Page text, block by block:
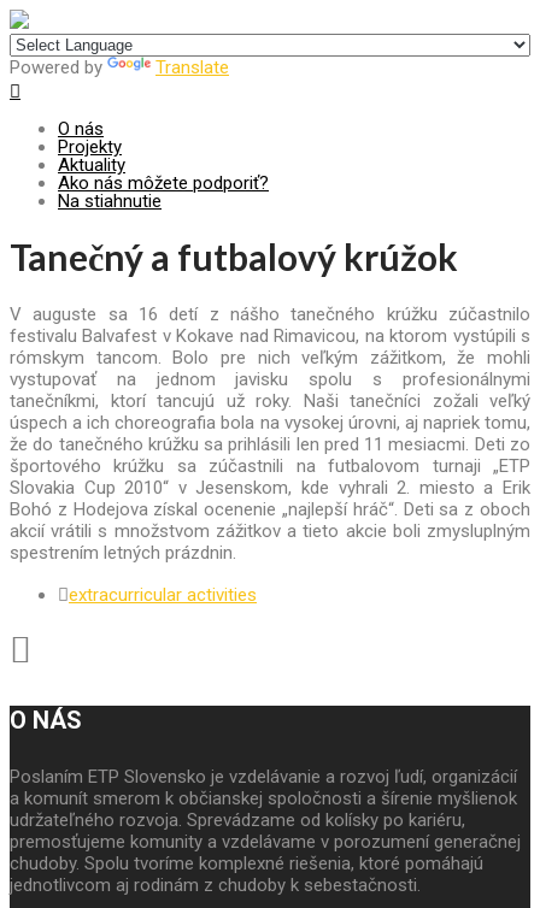
Powered by Translate
O nás
Projekty
Aktuality
Ako nás môžete podporiť?
Na stiahnutie
Tanečný a futbalový krúžok
V auguste sa 16 detí z nášho tanečného krúžku zúčastnilo
festivalu Balvafest v Kokave nad Rimavicou, na ktorom vystúpili s
rómskym tancom.Bolo pre nich veľkým zážitkom, že mohli
vystupovať na jednom javisku spolu s profesionálnymi
tanečníkmi, ktorí tancujú už roky. Naši tanečníci zožali veľký
úspech a ich choreografia bola na vysokej úrovni, aj napriek tomu,
že do tanečného krúžku sa prihlásili len pred 11 mesiacmi. Deti zo
športového krúžku sa zúčastnili na futbalovom turnaji „ETP
Slovakia Cup 2010“ v Jesenskom, kde vyhrali 2. miesto a Erik
Bohó z Hodejova získal ocenenie „najlepší hráč“. Deti sa z oboch
akcií vrátili s množstvom zážitkov a tieto akcie boli zmysluplným
spestrením letných prázdnin.
extracurricular activities
O NÁS
Poslaním ETP Slovensko je vzdelávanie a rozvoj ľudí, organizácií
a komunít smerom k občianskej spoločnosti a šírenie myšlienok
udržateľného rozvoja. Sprevádzame od kolísky po kariéru,
premosťujeme komunity a vzdelávame v porozumení generačnej
chudoby. Spolu tvoríme komplexné riešenia, ktoré pomáhajú
jednotlivcom aj rodinám z chudoby k sebestačnosti.